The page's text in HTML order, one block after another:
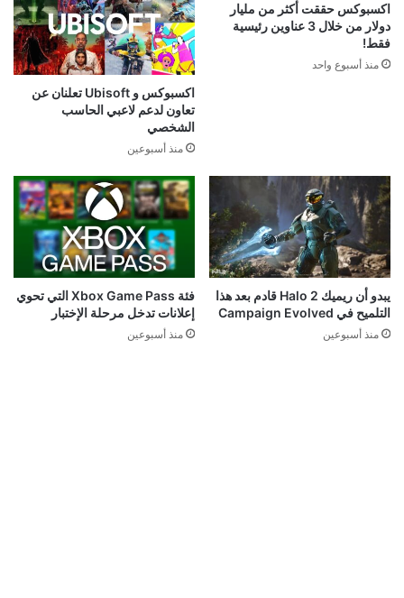
اكسبوكس حققت أكثر من مليار
دولار من خلال 3 عناوين رئيسية
فقط!
منذ أسبوع واحد
اكسبوكس و Ubisoft تعلنان عن
تعاون لدعم لاعبي الحاسب
الشخصي
منذ أسبوعين
يبدو أن ريميك Halo 2 قادم بعد هذا
التلميح في Campaign Evolved
منذ أسبوعين
فئة Xbox Game Pass التي تحوي
إعلانات تدخل مرحلة الإختبار
منذ أسبوعين